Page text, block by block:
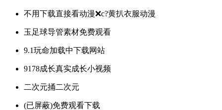
不用下载直接看动漫❌c?黄扒衣服动漫
玉足球导管素材免费观看
9.1玩命加载中下载网站
9178成长真实成长小视频
二次元捅二次元
(已屏蔽)免费观看下载